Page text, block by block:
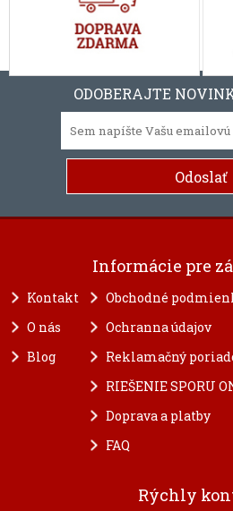
ODOBERAJTE
Informácie pre
Kontakt
O nás
Blog
Obchodné
Ochranna údajov
Reklamačný
RIEŠENIE SPORU
Doprava a platby
FAQ
Rýchly